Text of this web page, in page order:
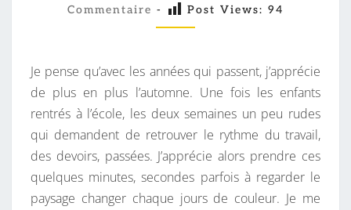
L
E
R
S
D
’
A
U
T
A
I
R
E
Commentaire - Post Views: 94
Je pense qu’avec les années qui passent, j’apprécie
de plus en plus l’automne. Une fois les enfants
rentrés à l’école, les deux semaines un peu rudes
qui demandent de retrouver le rythme du travail,
des devoirs, passées. J’apprécie alors prendre ces
quelques minutes, secondes parfois à regarder le
paysage changer chaque jours de couleur. Je me